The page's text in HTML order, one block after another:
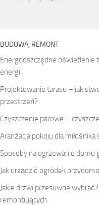
BUDOWA, REMONT
Energooszczędne
energii
Projektowanie tarasu – jak
przestrzeń?
Czyszczenie parowe –
Aranżacja pokoju dla
Sposoby na ogrzewanie domu
Jak urządzić ogródek
Jakie drzwi przesuwne
remontujących